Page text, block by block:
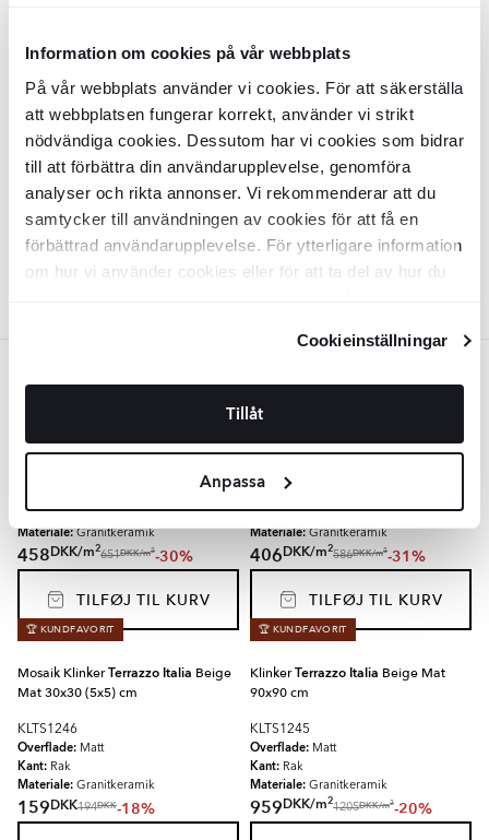
Information om cookies på vår webbplats
På vår webbplats använder vi cookies. För att säkerställa
att webbplatsen fungerar korrekt, använder vi strikt
nödvändiga cookies. Dessutom har vi cookies som bidrar
till att förbättra din användarupplevelse, genomföra
analyser och rikta annonser. Vi rekommenderar att du
samtycker till användningen av cookies för att få en
förbättrad användarupplevelse. För ytterligare information
om hur vi använder cookies eller för att ta del av hur du
Cookieinställningar
Tillåt
Anpassa
Klinker Terrazzo Italia Hvid Mat
KLTS1008
Kant: Rak
Materiale:Granitkeramik
555 DKK m 690DKK/m -20%
TILFØJ TIL KURV
Beige
61x61 cm
Kant:Rak
Materiale: Granitkeramik
458DKK/m2
651DKK/m2-30%
TILFØJ TIL KURV
Klinker
30x61 cm
KLTS1242
Kant:Rak
Materiale: Granitkeramik
406DKK/m2
586DKK/m2-31%
TILFØJ TIL KURV
🏆 KUNDFAVORIT
Mosaik KlinkerTerrazzo Italia Beige
Mat 30x30 (5x5) cm
KLTS1246
Overflade: Matt
Kant: Rak
Materiale: Granitkeramik
159DKK194DKK-18%
🏆 KUNDFAVORIT
KlinkerTerrazzo Italia Beige Mat
90x90 cm
KLTS1245
Overflade: Matt
Kant: Rak
Materiale: Granitkeramik
959DKK/m2
1205DKK/m2-20%